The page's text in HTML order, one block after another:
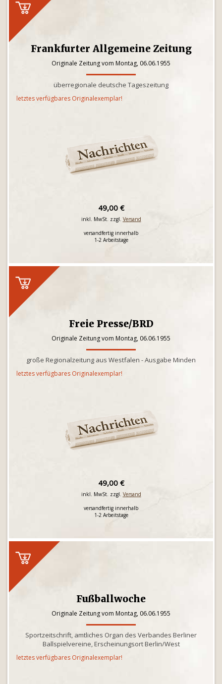
Frankfurter Allgemeine Zeitung
Originale Zeitung vom Montag, 06.06.1955
überregionale deutsche Tageszeitung
letztes verfügbares Originalexemplar!
49,00 €
inkl. MwSt. zzgl. Versand
versandfertig innerhalb
1-2 Arbeitstage
Freie Presse/BRD
Originale Zeitung vom Montag, 06.06.1955
große Regionalzeitung aus Westfalen - Ausgabe Minden
letztes verfügbares Originalexemplar!
49,00 €
inkl. MwSt. zzgl. Versand
versandfertig innerhalb
1-2 Arbeitstage
Fußballwoche
Originale Zeitung vom Montag, 06.06.1955
Sportzeitschrift, amtliches Organ des Verbandes Berliner
Ballspielvereine, Erscheinungsort Berlin/West
letztes verfügbares Originalexemplar!